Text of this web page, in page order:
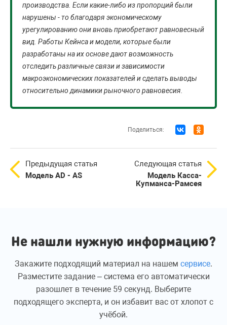
производства. Если какие-либо из пропорций были
нарушены - то благодаря экономическому
урегулированию они вновь приобретают равновесный
вид. Работы Кейнса и модели, которые были
разработаны на их основе дают возможность
отследить различные связи и зависимости
макроэкономических показателей и сделать выводы
относительно динамики рыночного равновесия.
Поделиться:
Предыдущая статья
Модель AD - AS
Следующая статья
Модель Касса-
Купманса-Рамсея
Не нашли нужную информацию?
Закажите подходящий материал на нашем сервисе.
Разместите задание – система его автоматически
разошлет в течение 59 секунд. Выберите
подходящего эксперта, и он избавит вас от хлопот с
учёбой.